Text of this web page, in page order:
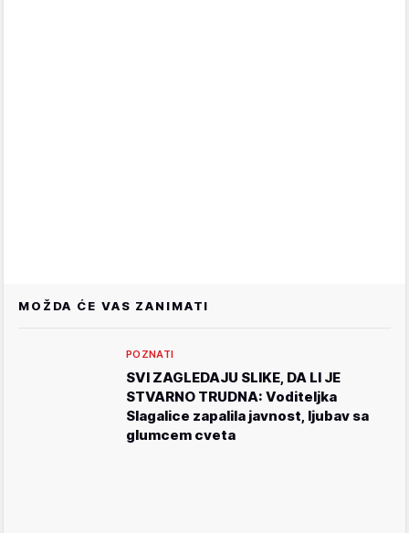
MOŽDA ĆE VAS ZANIMATI
POZNATI
SVI ZAGLEDAJU SLIKE, DA LI JE
STVARNO TRUDNA: Voditeljka
Slagalice zapalila javnost, ljubav sa
glumcem cveta